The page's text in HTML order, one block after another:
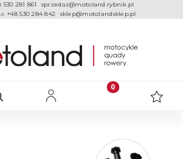
530 281 861
sprzedaz@motoland.rybnik.pl
+48 530 284 842 sklep@motolandsklep.pl